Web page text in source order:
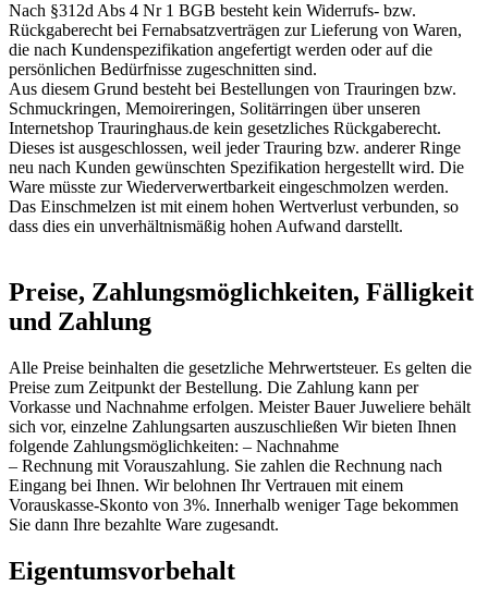
Nach §312d Abs 4 Nr 1 BGB besteht kein Widerrufs- bzw.
Rückgaberecht bei Fernabsatzverträgen zur Lieferung von Waren,
die nach Kundenspezifikation angefertigt werden oder auf die
persönlichen Bedürfnisse zugeschnitten sind.
Aus diesem Grund besteht bei Bestellungen von Trauringen bzw.
Schmuckringen, Memoireringen, Solitärringen über unseren
Internetshop Trauringhaus.de kein gesetzliches Rückgaberecht.
Dieses ist ausgeschlossen, weil jeder Trauring bzw. anderer Ringe
neu nach Kunden gewünschten Spezifikation hergestellt wird. Die
Ware müsste zur Wiederverwertbarkeit eingeschmolzen werden.
Das Einschmelzen ist mit einem hohen Wertverlust verbunden, so
dass dies ein unverhältnismäßig hohen Aufwand darstellt.
Preise, Zahlungsmöglichkeiten, Fälligkeit
und Zahlung
Alle Preise beinhalten die gesetzliche Mehrwertsteuer. Es gelten die
Preise zum Zeitpunkt der Bestellung. Die Zahlung kann per
Vorkasse und Nachnahme erfolgen. Meister Bauer Juweliere behält
sich vor, einzelne Zahlungsarten auszuschließen Wir bieten Ihnen
folgende Zahlungsmöglichkeiten: – Nachnahme
– Rechnung mit Vorauszahlung. Sie zahlen die Rechnung nach
Eingang bei Ihnen. Wir belohnen Ihr Vertrauen mit einem
Vorauskasse-Skonto von 3%. Innerhalb weniger Tage bekommen
Sie dann Ihre bezahlte Ware zugesandt.
Eigentumsvorbehalt